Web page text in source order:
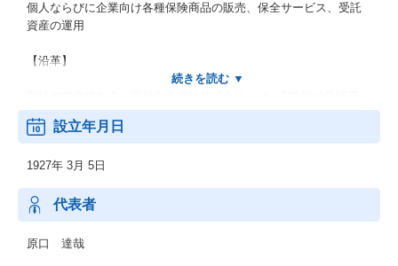
個人ならびに企業向け各種保険商品の販売、保全サービス、受託
資産の運用
【沿革】
東京・銀座街の商店主たちを主な発起人として当時の東京市京橋
区日吉町12番地に創業されました。 1926年11月に高砂生命の大株
掌握し1927年2月、商号を「三井生命保険株式会社」と改めること
を決議し、同年3月その登記を完了。
こうして同社は三井財閥傘下の有力企業の一つとして発足しまし
た。
設立年月日
1927年 3月 5日
代表者
原口 達哉